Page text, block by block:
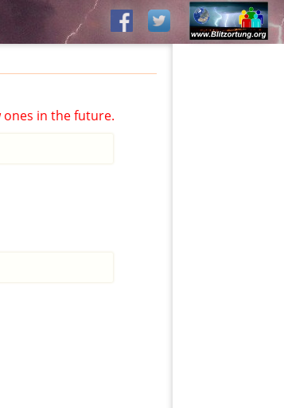
ones in the future.